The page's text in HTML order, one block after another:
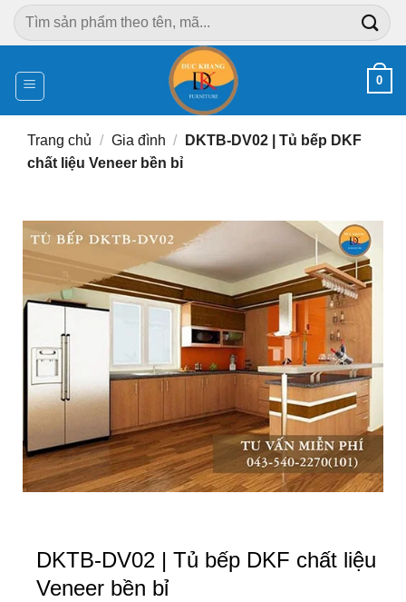
Chuyển
đến
dung
Tìm
kiếm:
0
Trang chủ / Gia đình /
DKTB-DV02 | Tủ bếp DKF
chất liệu Veneer bền bỉ
DKTB-DV02 | Tủ bếp DKF chất liệu
Veneer bền bỉ